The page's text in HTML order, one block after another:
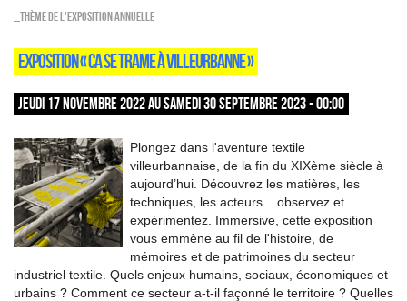
_Thème de l'exposition annuelle
EXPOSITION « CA SE TRAME À VILLEURBANNE »
JEUDI 17 NOVEMBRE 2022 AU SAMEDI 30 SEPTEMBRE 2023 - 00:00
Plongez dans l'aventure textile
villeurbannaise, de la fin du XIXème siècle à
aujourd’hui. Découvrez les matières, les
techniques, les acteurs... observez et
expérimentez. Immersive, cette exposition
vous emmène au fil de l'histoire, de
mémoires et de patrimoines du secteur
industriel textile. Quels enjeux humains, sociaux, économiques et
urbains ? Comment ce secteur a-t-il façonné le territoire ? Quelles